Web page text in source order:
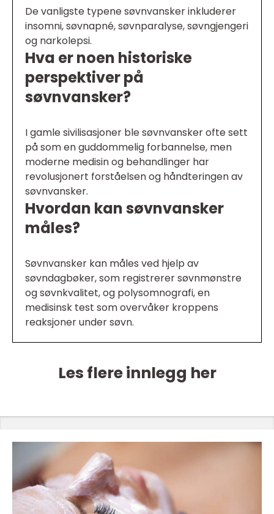
De vanligste typene søvnvansker inkluderer
insomni, søvnapné, søvnparalyse, søvngjengeri
og narkolepsi.
Hva er noen historiske
perspektiver på
søvnvansker?
I gamle sivilisasjoner ble søvnvansker ofte sett
på som en guddommelig forbannelse, men
moderne medisin og behandlinger har
revolusjonert forståelsen og håndteringen av
søvnvansker.
Hvordan kan søvnvansker
måles?
Søvnvansker kan måles ved hjelp av
søvndagbøker, som registrerer søvnmønstre
og søvnkvalitet, og polysomnografi, en
medisinsk test som overvåker kroppens
reaksjoner under søvn.
Les flere innlegg her